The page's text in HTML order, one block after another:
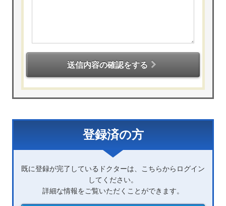
送信内容の確認をする
登録済の方
既に登録が完了しているドクターは、こちらからログイン
してください。
詳細な情報をご覧いただくことができます。